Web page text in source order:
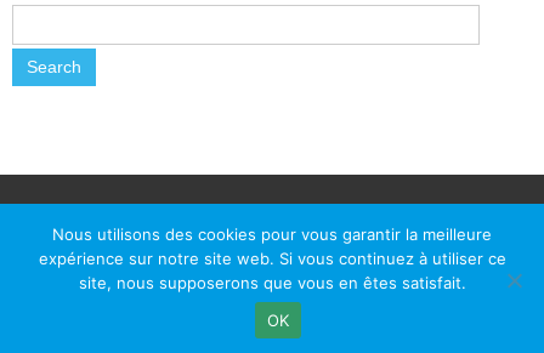
Mairie du Passage d'Agen, BP 7, place du Général de Gaulle, 47520
Le Passage d'Agen - Téléphone: +33 5 53 77 18 77
Nous utilisons des cookies pour vous garantir la meilleure
expérience sur notre site web. Si vous continuez à utiliser ce
site, nous supposerons que vous en êtes satisfait.
OK